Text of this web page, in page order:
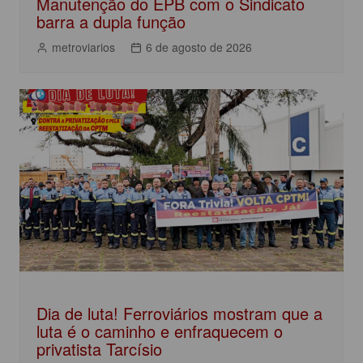
barra a dupla função
metroviarios 6 de agosto de 2026
Dia de luta! Ferroviários mostram que a
luta é o caminho e enfraquecem o
privatista Tarcísio